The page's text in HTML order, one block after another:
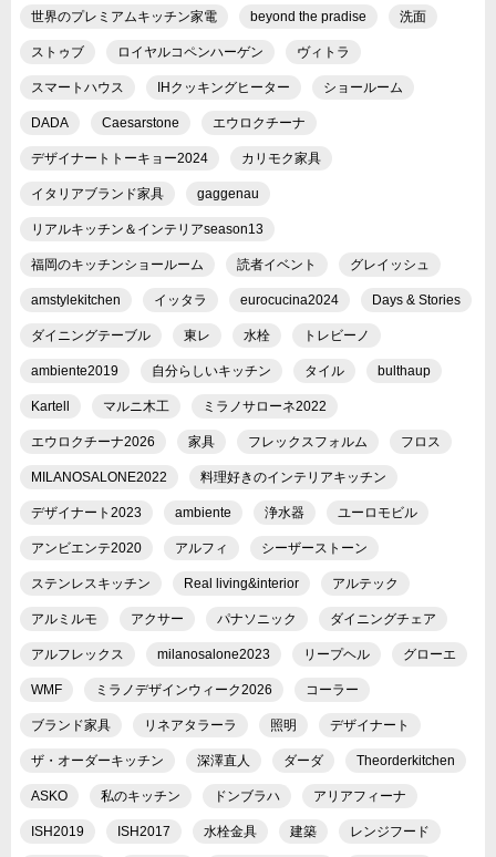
世界のプレミアムキッチン家電 beyond the pradise 洗面
ストゥブ ロイヤルコペンハーゲン ヴィトラ
スマートハウス IHクッキングヒーター ショールーム
DADA Caesarstone エウロクチーナ
デザイナートトーキョー2024 カリモク家具
イタリアブランド家具 gaggenau
リアルキッチン＆インテリアseason13
福岡のキッチンショールーム 読者イベント グレイッシュ
amstylekitchen イッタラ eurocucina2024 Days & Stories
ダイニングテーブル 東レ 水栓 トレビーノ
ambiente2019 自分らしいキッチン タイル bulthaup
Kartell マルニ木工 ミラノサローネ2022
エウロクチーナ2026 家具 フレックスフォルム フロス
MILANOSALONE2022 料理好きのインテリアキッチン
デザイナート2023 ambiente 浄水器 ユーロモビル
アンビエンテ2020 アルフィ シーザーストーン
ステンレスキッチン Real living&interior アルテック
アルミルモ アクサー パナソニック ダイニングチェア
アルフレックス milanosalone2023 リープヘル グローエ
WMF ミラノデザインウィーク2026 コーラー
ブランド家具 リネアタラーラ 照明 デザイナート
ザ・オーダーキッチン 深澤直人 ダーダ Theorderkitchen
ASKO 私のキッチン ドンブラハ アリアフィーナ
ISH2019 ISH2017 水栓金具 建築 レンジフード